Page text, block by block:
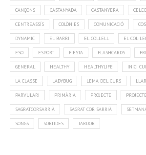
CANÇONS CASTANYADA CASTANYERA
CENTREASSÍS COLÒNIES COMUNICACIÓ
DYNAMIC EL BARRI EL COLLELL EL
ESO ESPORT FIESTA FLASHCARDS
GENERAL HEALTHY HEALTHYLIFE INICI
LA CLASSE LADYBUG LEMA DEL CURS
PARVULARI PRIMÀRIA PROJECTE
SAGRATCORSARRIÀ SAGRAT COR SARRIÀ
SONGS SORTIDES TARDOR